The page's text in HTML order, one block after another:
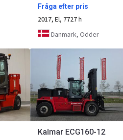
Fråga efter pris
2017, El, 7727 h
Danmark, Odder
Kalmar ECG160-12